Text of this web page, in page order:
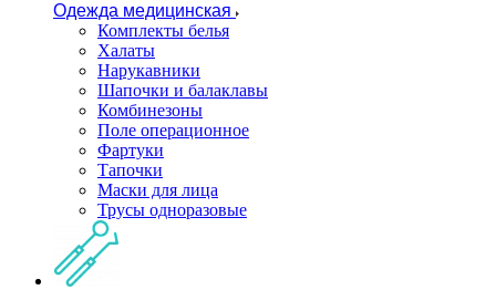
Одежда медицинская
Комплекты белья
Халаты
Нарукавники
Шапочки и балаклавы
Комбинезоны
Поле операционное
Фартуки
Тапочки
Маски для лица
Трусы одноразовые